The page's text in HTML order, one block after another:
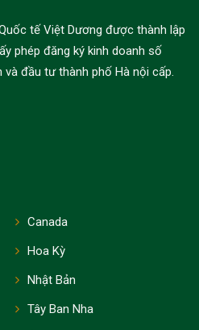
tế Việt Dương được thành lập
phép đăng ký kinh doanh số
và đầu tư thành phố Hà nội cấp.
Canada
Hoa Kỳ
Nhật Bản
Tây Ban Nha